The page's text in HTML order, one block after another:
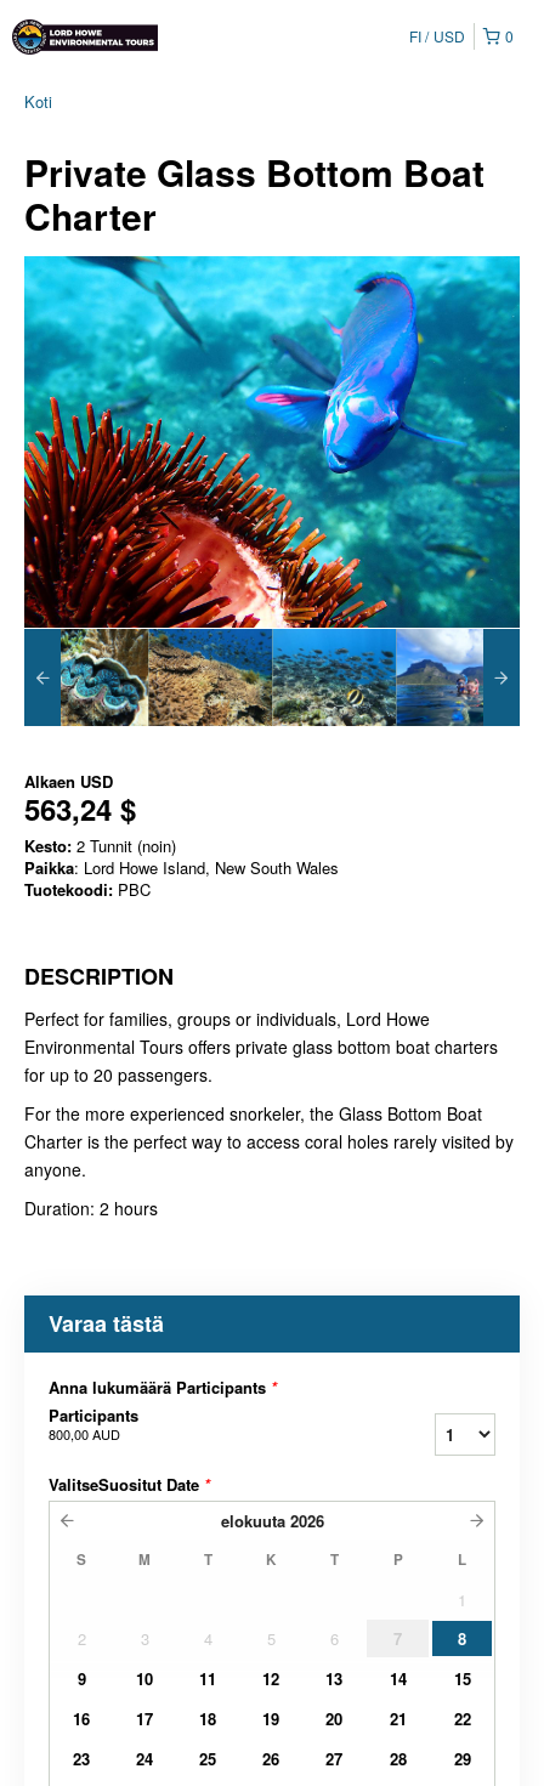
0
FI USD
Koti
Private Glass Bottom Boat
Charter
Alkaen USD
563,24 $
Kesto: 2 Tunnit (noin)
Paikka: Lord Howe Island, New South Wales
Tuotekoodi: PBC
DESCRIPTION
Perfect for families, groups or individuals, Lord Howe
Environmental Tours offers private glass bottom boat charters
for up to 20 passengers.
For the more experienced snorkeler, the Glass Bottom Boat
Charter is the perfect way to access coral holes rarely visited by
anyone.
Duration: 2 hours
Varaa tästä
Anna lukumäärä Participants *
Participants
800,00 AUD
ValitseSuositut Date *
elokuuta 2026
S M T K T P L
1
2
3 4 5 6 7
8
9
10 11 12 13 14
15
16
17 18 19 20 21
22
23
24 25 26 27 28
29